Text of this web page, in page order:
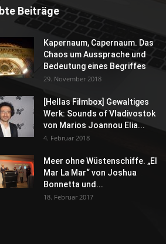
Beiträge
Kapernaum, Capernaum. Das
Chaos um Aussprache und
Bedeutung eines Begriffes
29. November 2018
[Hellas Filmbox] Gewaltiges
Werk: Sounds of Vladivostok
von Marios Joannou Elia...
4. Februar 2018
Meer ohne Wüstenschiffe. „El
Mar La Mar“ von Joshua
Bonnetta und...
18. Februar 2017